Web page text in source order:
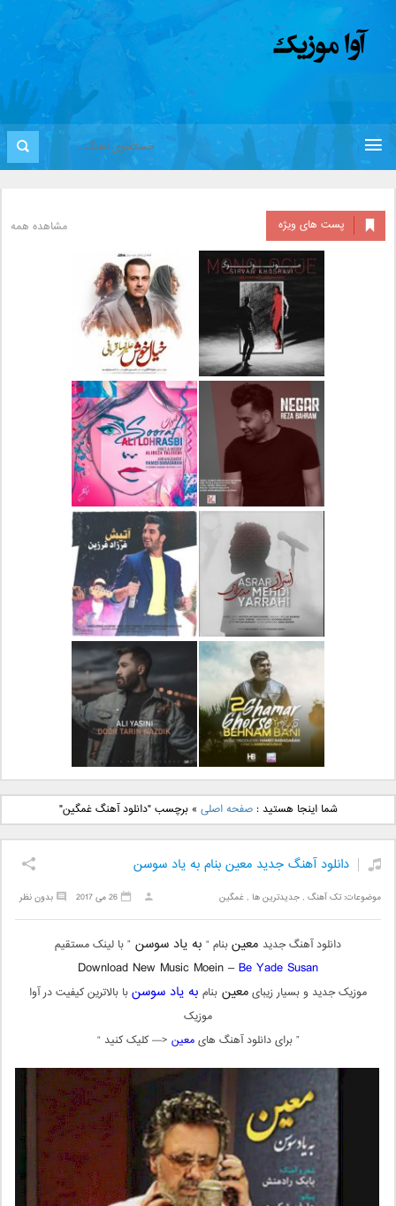
پست های ویژه مشاهده همه
دانلود آلبوم جدید سیروان
خسروی بنام مونولوگ
دانلود آهنگ جدید علیرضا
قربانی بنام خیال خوش
دانلود آهنگ جدید رضا
بهرام بنام نگار
دانلود آهنگ جدید علی
لهراسبی بنام صورت
دانلود آهنگ جدید مهدی
یراحی بنام اسرار
دانلود آهنگ جدید فرزاد
فرزین بنام آتیش
دانلود آهنگ جدید بهنام
بانی بنام قرص قمر 2
دانلود آهنگ جدید علی
یاسینی بنام دورترین نزدیک
شما اینجا هستید :صفحه اصلی »برچسب "دانلود آهنگ غمگین"
دانلود آهنگ جدید معین بنام به یاد سوسن
موضوعات:تک آهنگ ,جدیدترین ها ,غمگین بدون نظر 26 می 2017
دانلود آهنگ جدید معینبنام “ به یاد سوسن ” با لینک مستقیم
Download New Music Moein –Be Yade Susan
موزیک جدید و بسیار زیبایمعین بنام به یاد سوسنبا بالاترین کیفیت در آوا
موزیک
” برای دانلود آهنگ هایمعین <— کلیک کنید “